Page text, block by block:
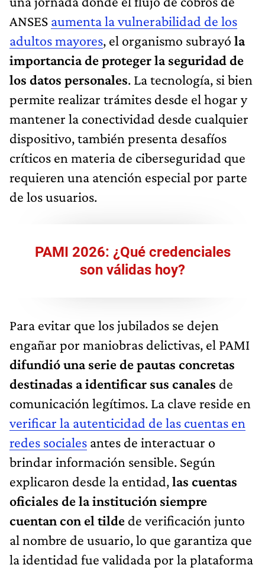
ANSES aumenta la vulnerabilidad de los
adultos mayores, el organismo subrayó la
importancia de proteger la seguridad de
los datos personales. La tecnología, si bien
permite realizar trámites desde el hogar y
mantener la conectividad desde cualquier
dispositivo, también presenta desafíos
críticos en materia de ciberseguridad que
requieren una atención especial por parte
de los usuarios.
PAMI 2026: ¿Qué credenciales
son válidas hoy?
Para evitar que los jubilados se dejen
engañar por maniobras delictivas, el PAMI
difundió una serie de pautas concretas
destinadas a identificar sus canales de
comunicación legítimos. La clave reside en
verificar la autenticidad de las cuentas en
redes sociales antes de interactuar o
brindar información sensible. Según
explicaron desde la entidad,las cuentas
oficiales de la institución siempre
cuentan con el tilde de verificación junto
al nombre de usuario, lo que garantiza que
la identidad fue validada por la plataforma